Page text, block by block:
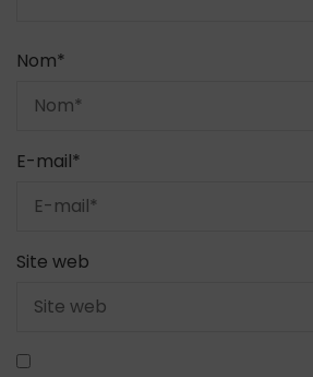
Nom*
E-mail*
Site web